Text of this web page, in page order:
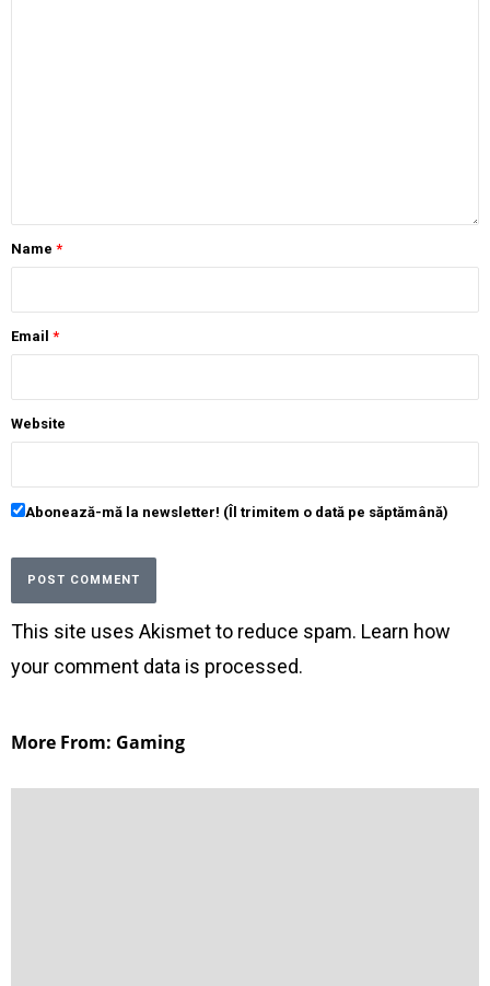
Name *
Email *
Website
Abonează-mă la newsletter! (Îl trimitem o dată pe săptămână)
This site uses Akismet to reduce spam. Learn how
your comment data is processed.
More From: Gaming